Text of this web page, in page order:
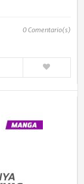
0Comentario(s)